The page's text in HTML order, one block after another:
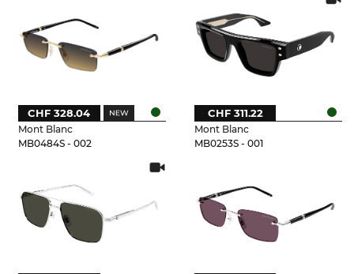
Mont Blanc
MB0484S - 002
CHF 328.04
Mont Blanc
MB0253S - 001
CHF 311.22